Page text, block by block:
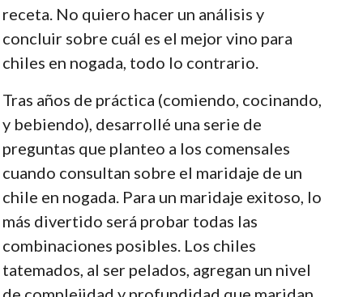
receta. No quiero hacer un análisis y
concluir sobre cuál es el mejor vino para
chiles en nogada, todo lo contrario.
Tras años de práctica (comiendo, cocinando,
y bebiendo), desarrollé una serie de
preguntas que planteo a los comensales
cuando consultan sobre el maridaje de un
chile en nogada. Para un maridaje exitoso, lo
más divertido será probar todas las
combinaciones posibles. Los chiles
tatemados, al ser pelados, agregan un nivel